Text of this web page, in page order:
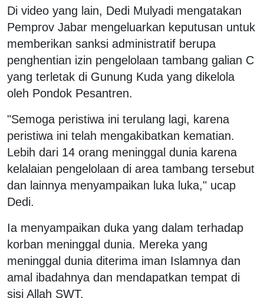
Di video yang lain, Dedi Mulyadi mengatakan
Pemprov Jabar mengeluarkan keputusan untuk
memberikan sanksi administratif berupa
penghentian izin pengelolaan tambang galian C
yang terletak di Gunung Kuda yang dikelola
oleh Pondok Pesantren.
"Semoga peristiwa ini terulang lagi, karena
peristiwa ini telah mengakibatkan kematian.
Lebih dari 14 orang meninggal dunia karena
kelalaian pengelolaan di area tambang tersebut
dan lainnya menyampaikan luka luka," ucap
Dedi.
Ia menyampaikan duka yang dalam terhadap
korban meninggal dunia. Mereka yang
meninggal dunia diterima iman Islamnya dan
amal ibadahnya dan mendapatkan tempat di
sisi Allah SWT.